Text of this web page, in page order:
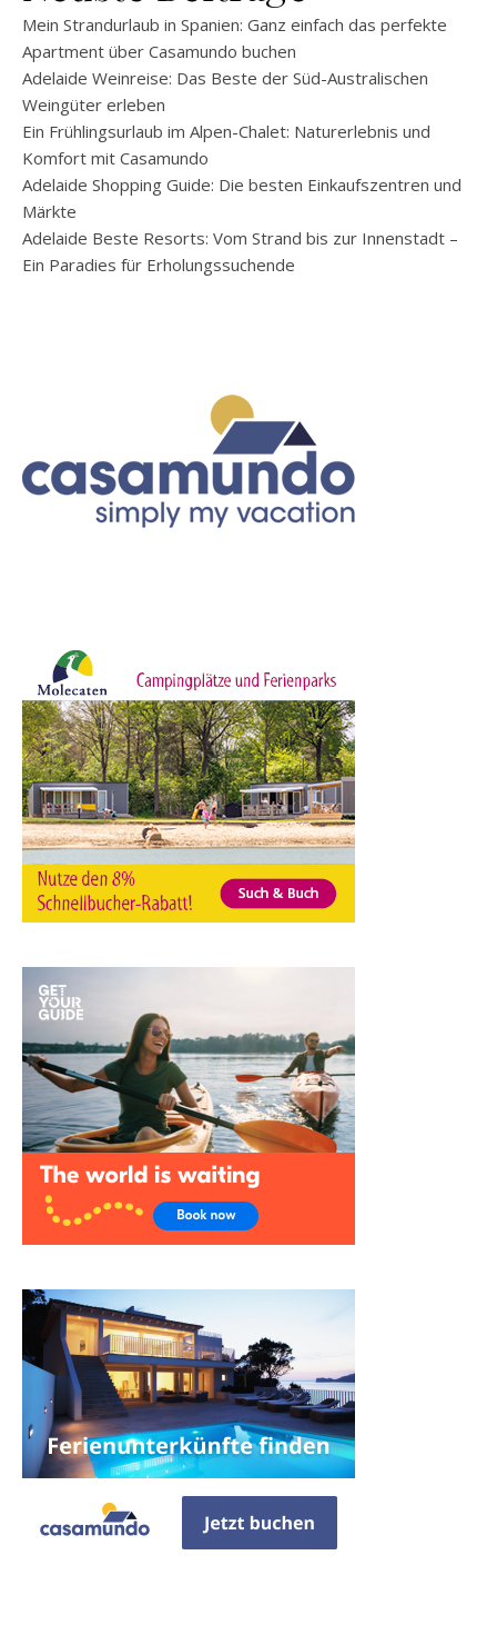
Mein Strandurlaub in Spanien: Ganz einfach das perfekte
Apartment über Casamundo buchen
Adelaide Weinreise: Das Beste der Süd-Australischen
Weingüter erleben
Ein Frühlingsurlaub im Alpen-Chalet: Naturerlebnis und
Komfort mit Casamundo
Adelaide Shopping Guide: Die besten Einkaufszentren und
Märkte
Adelaide Beste Resorts: Vom Strand bis zur Innenstadt –
Ein Paradies für Erholungssuchende